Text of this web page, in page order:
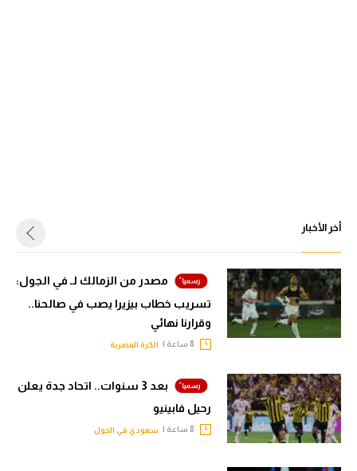
أخر الأخبار
مصدر من الزمالك لـ في الجول:
تسريب خطاب بيزيرا يصب في صالحنا..
وقرارنا نهائي
الكرة المصرية
بعد 3 سنوات.. اتحاد جدة يعلن
رحيل فابينيو
سعودي في الجول